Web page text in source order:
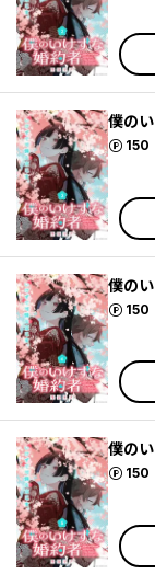
僕の
150
ポイント
僕の
150
ポイント
僕の
150
ポイント